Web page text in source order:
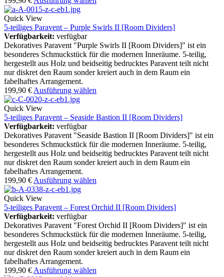
Quick View
5-teiliges Paravent – Purple Swirls II [Room Dividers]
Verfügbarkeit: verfügbar
Dekoratives Paravent "Purple Swirls II [Room Dividers]" ist ein
besonderes Schmuckstück für die modernen Inneräume. 5-teilig,
hergestellt aus Holz und beidseitig bedrucktes Paravent teilt nicht
nur diskret den Raum sonder kreiert auch in dem Raum ein
fabelhaftes Arrangement.
199,90 € Ausführung wählen
Quick View
5-teiliges Paravent – Seaside Bastion II [Room Dividers]
Verfügbarkeit: verfügbar
Dekoratives Paravent "Seaside Bastion II [Room Dividers]" ist ein
besonderes Schmuckstück für die modernen Inneräume. 5-teilig,
hergestellt aus Holz und beidseitig bedrucktes Paravent teilt nicht
nur diskret den Raum sonder kreiert auch in dem Raum ein
fabelhaftes Arrangement.
199,90 € Ausführung wählen
Quick View
5-teiliges Paravent – Forest Orchid II [Room Dividers]
Verfügbarkeit: verfügbar
Dekoratives Paravent "Forest Orchid II [Room Dividers]" ist ein
besonderes Schmuckstück für die modernen Inneräume. 5-teilig,
hergestellt aus Holz und beidseitig bedrucktes Paravent teilt nicht
nur diskret den Raum sonder kreiert auch in dem Raum ein
fabelhaftes Arrangement.
199,90 € Ausführung wählen